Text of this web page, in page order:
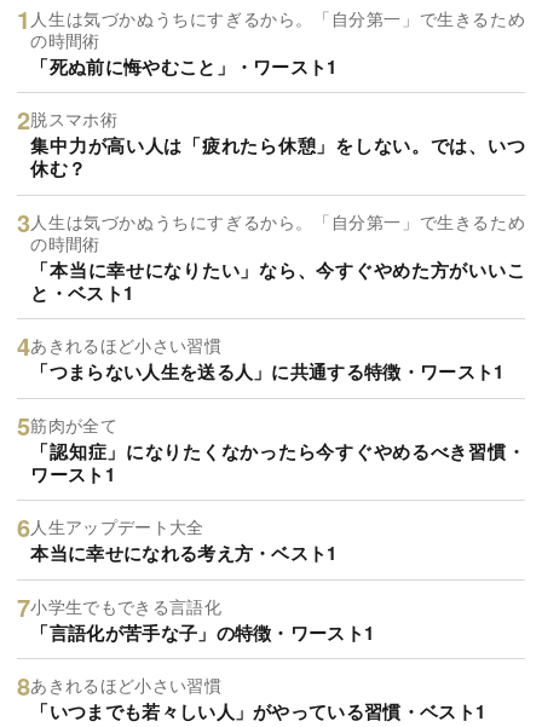
人生は気づかぬうちにすぎるから。「自分第一」で生きるため
の時間術
「死ぬ前に悔やむこと」・ワースト1
脱スマホ術
集中力が高い人は「疲れたら休憩」をしない。では、いつ
休む？
人生は気づかぬうちにすぎるから。「自分第一」で生きるため
の時間術
「本当に幸せになりたい」なら、今すぐやめた方がいいこ
と・ベスト1
あきれるほど小さい習慣
「つまらない人生を送る人」に共通する特徴・ワースト1
筋肉が全て
「認知症」になりたくなかったら今すぐやめるべき習慣・
ワースト1
人生アップデート大全
本当に幸せになれる考え方・ベスト1
小学生でもできる言語化
「言語化が苦手な子」の特徴・ワースト1
あきれるほど小さい習慣
「いつまでも若々しい人」がやっている習慣・ベスト1